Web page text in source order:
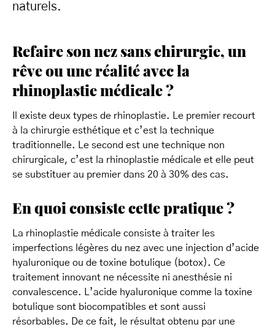
naturels.
Refaire son nez sans chirurgie, un
rêve ou une réalité avec la
rhinoplastie médicale ?
Il existe deux types de rhinoplastie. Le premier recourt
à la chirurgie esthétique et c’est la technique
traditionnelle. Le second est une technique non
chirurgicale, c’est la rhinoplastie médicale et elle peut
se substituer au premier dans 20 à 30% des cas.
En quoi consiste cette pratique ?
La rhinoplastie médicale consiste à traiter les
imperfections légères du nez avec une injection d’acide
hyaluronique ou de toxine botulique (botox). Ce
traitement innovant ne nécessite ni anesthésie ni
convalescence. L’acide hyaluronique comme la toxine
botulique sont biocompatibles et sont aussi
résorbables. De ce fait, le résultat obtenu par une